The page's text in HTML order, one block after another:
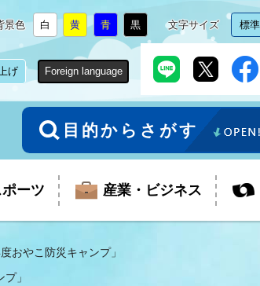
景色
背
景
色
を
白
に
更
背
色
を
黄
に
更
背
色
を
青
に
更
背
景
黒
に
変
文字サイズ
文
字
サ
イ
を
標準
げ
Foreign language
目的からさがす
ーツ
ジ
産業・ビジネス
おやこ防災キャンプ」
」